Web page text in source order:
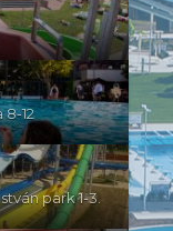
8-12
park 1-3.